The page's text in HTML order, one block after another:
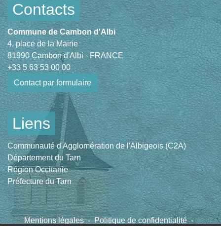
Contacts
Commune de Cambon d'Albi
4, place de la Mairie
81990 Cambon d'Albi - FRANCE
+33 5 63 53 00 00
Contact par formulaire
Liens
Communauté d'Agglomération de l'Albigeois (C2A)
Département du Tarn
Région Occitanie
Préfecture du Tarn
Mentions légales - Politique de confidentialité -